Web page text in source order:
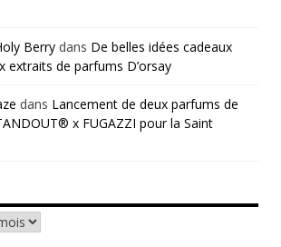
Berry dans De belles idées cadeaux
extraits de parfums D’orsay
dans Lancement de deux parfums de
x FUGAZZI pour la Saint